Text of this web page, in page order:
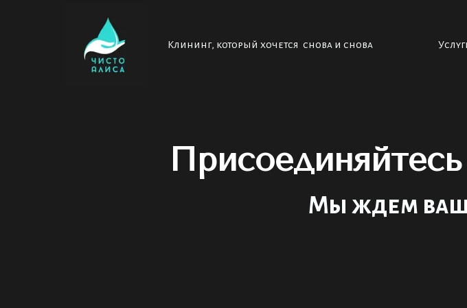
Клининг, который хочется снова и снова
Мы ждем